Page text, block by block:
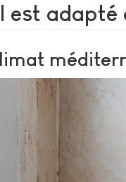
est adapté